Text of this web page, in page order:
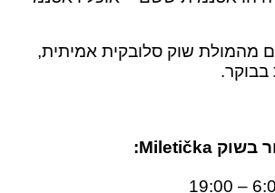
מהמולת שוק סלובקית אמיתית,
בשוק Miletička
: